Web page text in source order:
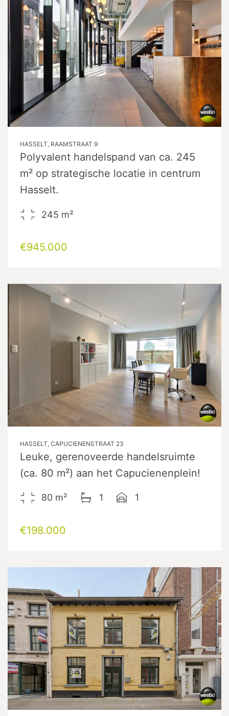
HASSELT, RAAMSTRAAT 9
Polyvalent handelspand van ca. 245
m² op strategische locatie in centrum
Hasselt.
245 m²
€945.000
HASSELT, CAPUCIENENSTRAAT 23
Leuke, gerenoveerde handelsruimte
(ca. 80 m²) aan het Capucienenplein!
80 m² 1 1
€198.000